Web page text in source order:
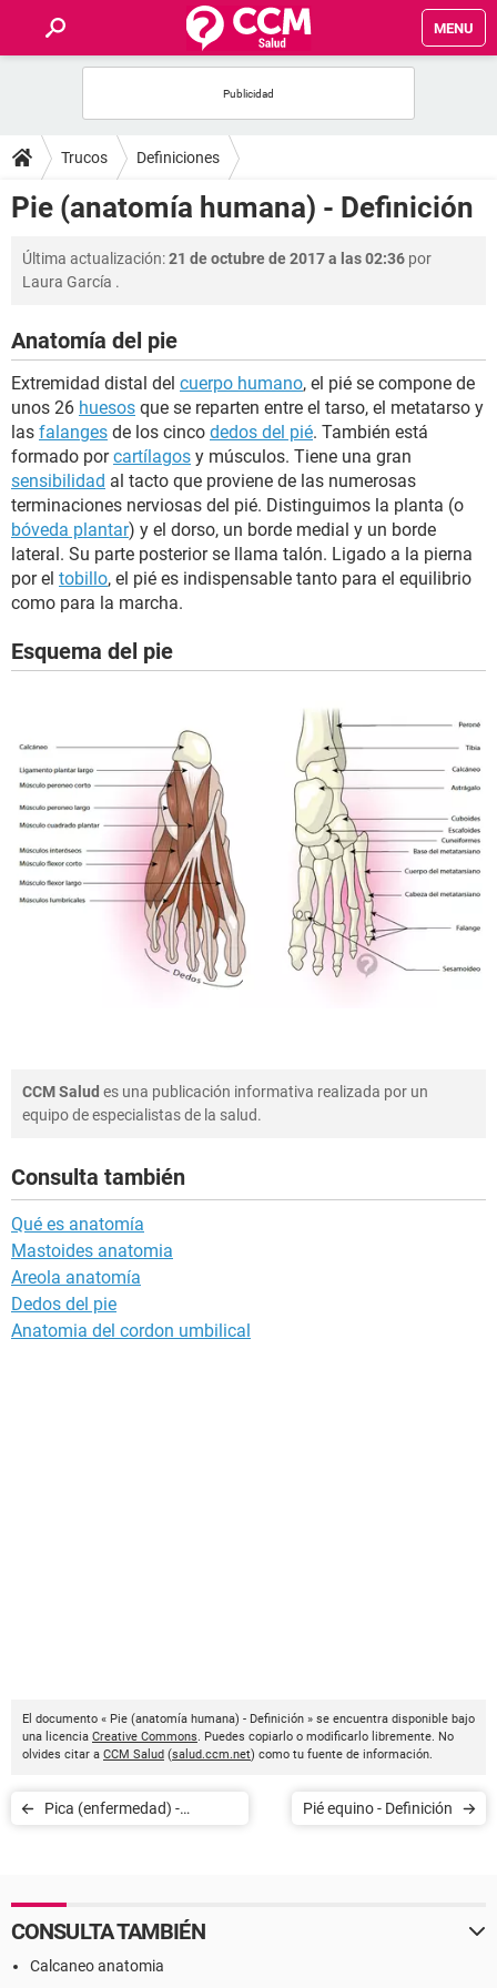
MENU
FOROS
SALUD
FAMILIA
SEXUALIDAD
GLOSARIO
Trucos Definiciones
Pie (anatomía humana) - Definición
Última actualización:21 de octubre de 2017 a las 02:36 por
Laura García .
Anatomía del pie
Extremidad distal del cuerpo humano, el pié se compone de
unos 26 huesos que se reparten entre el tarso, el metatarso y
las falanges de los cinco dedos del pié. También está
formado porcartílagos y músculos. Tiene una gran
sensibilidad al tacto que proviene de las numerosas
terminaciones nerviosas del pié. Distinguimos la planta (o
bóveda plantar) y el dorso, un borde medial y un borde
lateral. Su parte posterior se llama talón. Ligado a la pierna
por el tobillo, el pié es indispensable tanto para el equilibrio
como para la marcha.
Esquema del pie
CCM Salud es una publicación informativa realizada por un
equipo de especialistas de la salud.
Consulta también
Qué es anatomía
Mastoides anatomia
Areola anatomía
Dedos del pie
Anatomia del cordon umbilical
El documento « Pie (anatomía humana) - Definición » se encuentra disponible bajo
una licencia Creative Commons. Puedes copiarlo o modificarlo libremente. No
olvides citar a CCM Salud (salud.ccm.net) como tu fuente de información.
Pica (enfermedad) -
Pié equino - Definición
CONSULTA TAMBIÉN
Calcaneo anatomia